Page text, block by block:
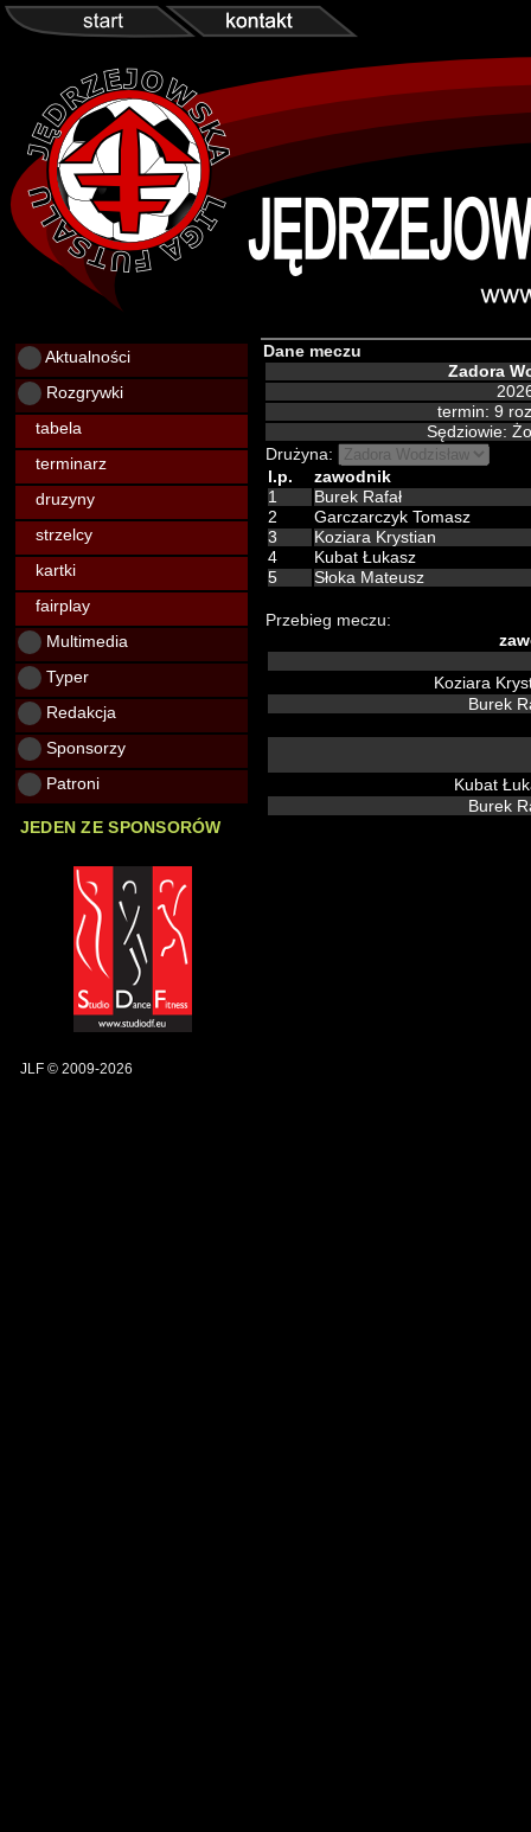
Aktualności
Rozgrywki
tabela
terminarz
druzyny
strzelcy
kartki
fairplay
Multimedia
Typer
Redakcja
Sponsorzy
Patroni
JEDEN ZE SPONSORÓW
JLF © 2009-2026
Dane meczu
Zadora
termin: 9
Sędziowie:
Drużyna:
l.p.
zawodnik
1
Burek Rafał
2
Garczarczyk Tomasz
3
Koziara Krystian
4
Kubat Łukasz
5
Słoka Mateusz
Przebieg meczu:
Koziara
Burek
Kubat
Burek